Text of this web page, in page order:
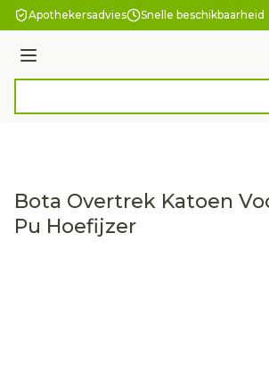
Ga naar de inhoud
Apothekersadvies Snelle beschikbaarheid
Menu
Bota Overtrek Katoen
Pu Hoefijzer